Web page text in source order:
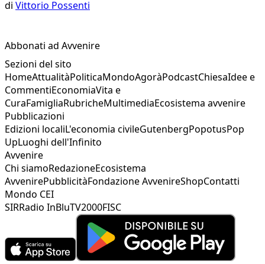
di Vittorio Possenti
Abbonati ad Avvenire
Sezioni del sito
HomeAttualitàPoliticaMondoAgoràPodcastChiesaIdee e
CommentiEconomiaVita e
CuraFamigliaRubricheMultimediaEcosistema avvenire
Pubblicazioni
Edizioni localiL'economia civileGutenbergPopotusPop
UpLuoghi dell'Infinito
Avvenire
Chi siamoRedazioneEcosistema
AvvenirePubblicitàFondazione AvvenireShopContatti
Mondo CEI
SIRRadio InBluTV2000FISC